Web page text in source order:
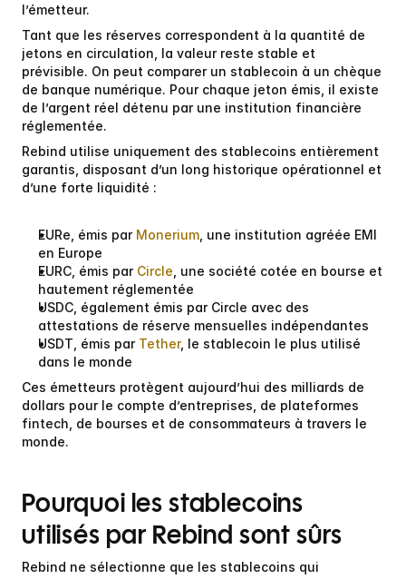
l’émetteur.
Tant que les réserves correspondent à la quantité de
jetons en circulation, la valeur reste stable et
prévisible. On peut comparer un stablecoin à un chèque
de banque numérique. Pour chaque jeton émis, il existe
de l’argent réel détenu par une institution financière
réglementée.
Rebind utilise uniquement des stablecoins entièrement
garantis, disposant d’un long historique opérationnel et
d’une forte liquidité :
EURe , émis par Monerium , une institution agréée EMI
en Europe
EURC , émis par Circle , une société cotée en bourse et
hautement réglementée
USDC , également émis par Circle avec des
attestations de réserve mensuelles indépendantes
USDT , émis par Tether, le stablecoin le plus utilisé
dans le monde
Ces émetteurs protègent aujourd’hui des milliards de
dollars pour le compte d’entreprises, de plateformes
fintech, de bourses et de consommateurs à travers le
monde.
Pourquoi les stablecoins
utilisés par Rebind sont sûrs
Rebind ne sélectionne que les stablecoins qui